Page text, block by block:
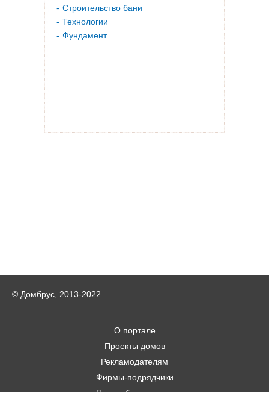
Строительство бани
Технологии
Фундамент
© Домбрус, 2013-2022
О портале
Проекты домов
Рекламодателям
Фирмы-подрядчики
Правообладателям